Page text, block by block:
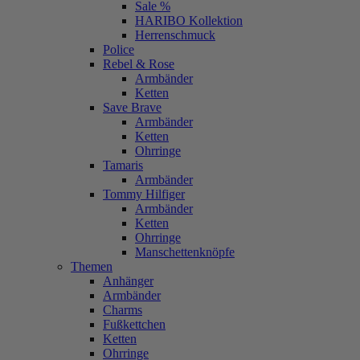
Sale %
HARIBO Kollektion
Herrenschmuck
Police
Rebel & Rose
Armbänder
Ketten
Save Brave
Armbänder
Ketten
Ohrringe
Tamaris
Armbänder
Tommy Hilfiger
Armbänder
Ketten
Ohrringe
Manschettenknöpfe
Themen
Anhänger
Armbänder
Charms
Fußkettchen
Ketten
Ohrringe